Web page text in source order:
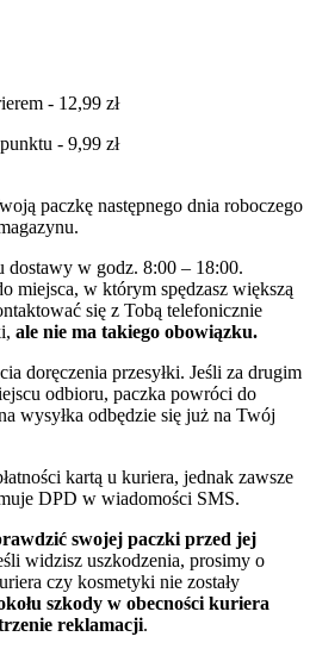
- 12,99 zł
- 9,99 zł
paczkę następnego dnia roboczego
dostawy w godz. 8:00 – 18:00.
miejsca, w którym spędzasz większą
się z Tobą telefonicznie
ale nie ma takiego obowiązku.
doręczenia przesyłki. Jeśli za drugim
odbioru, paczka powróci do
wysyłka odbędzie się już na Twój
kartą u kuriera, jednak zawsze
DPD w wiadomości SMS.
swojej paczki przed jej
widzisz uszkodzenia, prosimy o
czy kosmetyki nie zostały
szkody w obecności kuriera
reklamacji.